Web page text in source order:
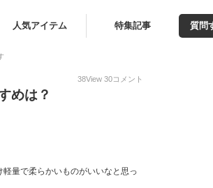
人気アイテム 特集記事 質問
38View 30コメント
めは？
量で柔らかいものがいいなと思っ